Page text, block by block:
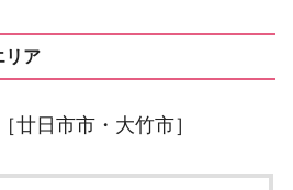
リア
［廿日市市・大竹市］